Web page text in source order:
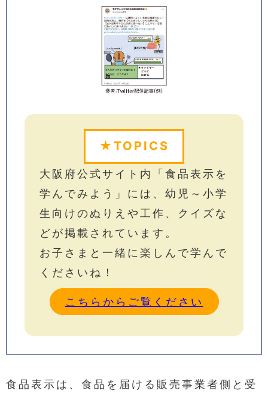
★TOPICS
大阪府公式サイト内「食品表示を
学んでみよう」には、幼児～小学
生向けのぬりえや工作、クイズな
どが掲載されています。
お子さまと一緒に楽しんで学んで
くださいね！
こちらからご覧ください
食品表示は、食品を届ける販売事業者側と受